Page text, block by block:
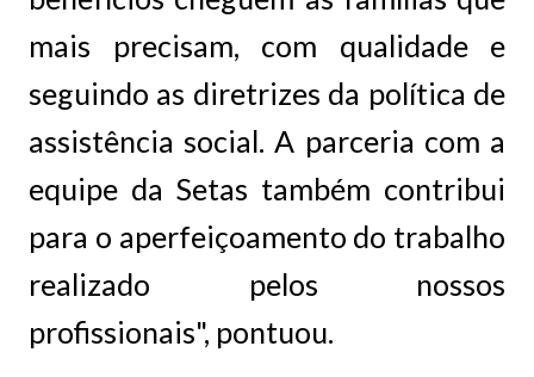
mais precisam, com qualidade e
seguindo as diretrizes da política de
assistência social. A parceria com a
equipe da Setas também contribui
para o aperfeiçoamento do trabalho
realizado pelos nossos
profissionais", pontuou.